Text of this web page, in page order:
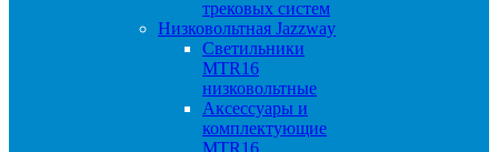
трековых систем
Низковольтная Jazzway
Светильники
MTR16
низковольтные
Аксессуары и
комплектующие
MTR16